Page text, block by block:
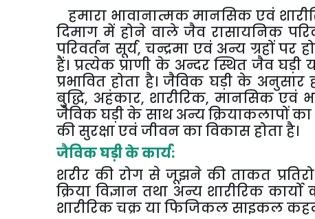
हमारा भावानात्मक मानसिक एवं
दिमाग में होने वाले जैव रासायनिक
परिवर्तन सूर्य,चन्द्रमा एवं अन्य ग्रहों
हैं। प्रत्येक प्राणी के अन्दर स्थित जैव
प्रभावित होता है। जैविक घड़ी के अनुसार
बुद्धि, अहंकार, शारीरिक, मानसिक एवं
जैविक घड़ी के साथ अन्य क्रियाकलापों
की सुरक्षा एवं जीवन का विकास होता है।
जैविक घड़ी के कार्य:
शरीर की रोग से जूझने की ताकत
क्रिया विज्ञान तथा अन्य शारीरिक
शारीरिक चक्र या फिजिकल साइकल